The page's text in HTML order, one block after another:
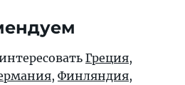
Греция,
, Финляндия,